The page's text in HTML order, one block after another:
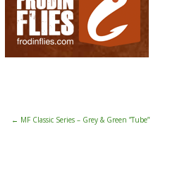
← MF Classic Series – Grey & Green ”Tube”